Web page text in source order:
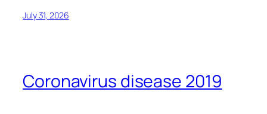
July 31, 2026
Coronavirus disease 2019